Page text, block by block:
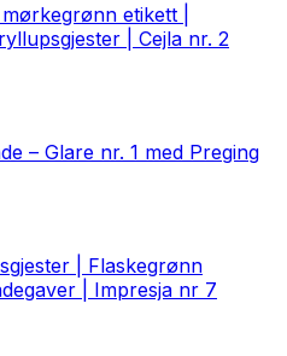
etikett |
| Cejla nr. 2
– Glare nr. 1 med Preging
| Flaskegrønn
| Impresja nr 7